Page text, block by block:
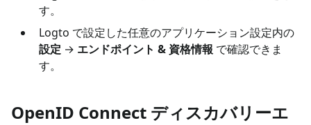
す。
Logto で設定した任意のアプリケーション設定内の
設定 → エンドポイント & 資格情報 で確認できま
す。
OpenID Connect ディスカバリーエ